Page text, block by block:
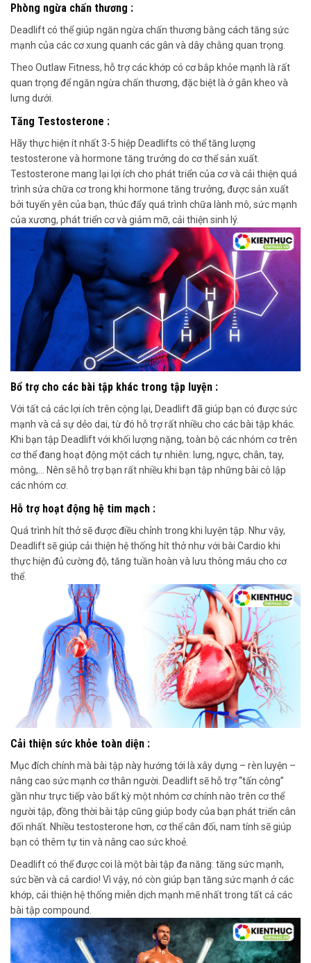
Phòng ngừa chấn thương :
Deadlift có thể giúp ngăn ngừa chấn thương bằng cách tăng sức
mạnh của các cơ xung quanh các gân và dây chằng quan trọng.
Theo Outlaw Fitness, hỗ trợ các khớp có cơ bắp khỏe mạnh là rất
quan trọng để ngăn ngừa chấn thương, đặc biệt là ở gân kheo và
lưng dưới.
Tăng Testosterone :
Hãy thực hiện ít nhất3-5 hiệp Deadlifts có thểtăng lượng
testosterone và hormone tăng trưởng do cơ thể sản xuất.
Testosterone mang lại lợi ích cho phát triển của cơ và cải thiện quá
trình sửa chữa cơ trong khi hormone tăng trưởng, được sản xuất
bởi tuyến yên của bạn, thúc đẩyquá trình chữa lành mô, sức mạnh
của xương, phát triển cơ và giảm mỡ, cải thiện sinh lý.
Bổ trợ cho các bài tập khác trong tập luyện :
Với tất cả các lợi ích trên cộng lại, Deadlift đã giúp bạn có được sức
mạnh và cả sự dẻo dai, từ đó hỗ trợ rất nhiều cho các bài tập khác.
Khi bạn tập Deadlift với khối lượng nặng, toàn bộ các nhóm cơ trên
cơ thể đang hoạt động một cách tự nhiên: lưng, ngực, chân, tay,
mông,… Nên sẽ hỗ trợ bạn rất nhiều khi bạn tập những bài cô lập
các nhóm cơ.
Hỗ trợ hoạt động hệ tim mạch :
Quá trình hít thở sẽ được điều chỉnh trong khi luyện tập. Như vậy,
Deadlift sẽ giúp cải thiện hệ thống hít thở như với bài Cardio khi
thực hiện đủ cường độ, tăng tuần hoàn và lưu thông máu cho cơ
thể.
Cải thiện sức khỏe toàn diện :
Mục đích chính mà bài tập này hướng tới là xây dựng – rèn luyện –
nâng cao sức mạnh cơ thân người. Deadlift sẽ hỗ trợ “tấn công”
gần như trực tiếp vào bất kỳ một nhóm cơ chính nào trên cơ thể
người tập, đồng thời bài tập cũng giúp body của bạn phát triển cân
đối nhất. Nhiều testosterone hơn, cơ thể cân đối, nam tính sẽ giúp
bạn có thêm tự tin và nâng cao sức khoẻ.
Deadlift có thể được coi là một bài tập đa năng: tăng sức mạnh,
sức bền và cả cardio! Vì vậy, nó còn giúp bạn tăng sức mạnh ở các
khớp, cải thiện hệ thống miễn dịch mạnh mẽ nhất trong tất cả các
bài tập compound.